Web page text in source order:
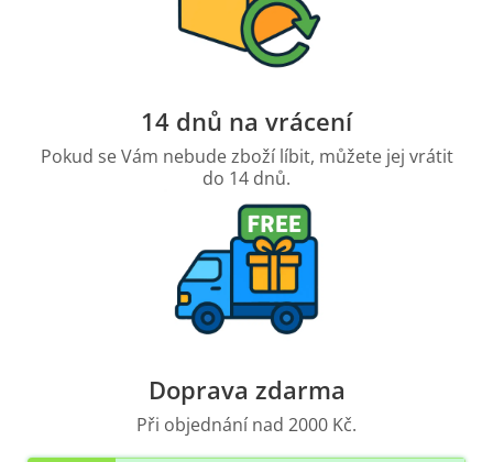
14 dnů na vrácení
Pokud se Vám nebude zboží líbit, můžete jej vrátit
do 14 dnů.
Doprava zdarma
Při objednání nad 2000 Kč.